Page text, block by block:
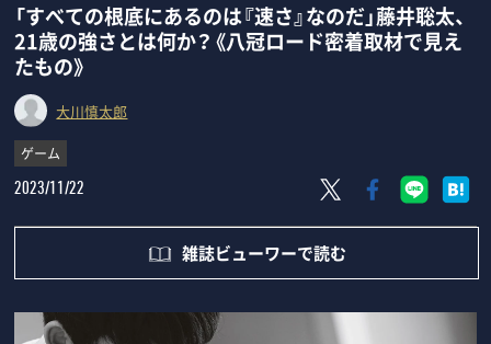
「すべての根底にあるのは『速さ』なのだ」藤井聡太、
21歳の強さとは何か？《八冠ロード密着取材で見え
たもの》
大川慎太郎
ゲーム
2023/11/22
雑誌ビューワーで読む